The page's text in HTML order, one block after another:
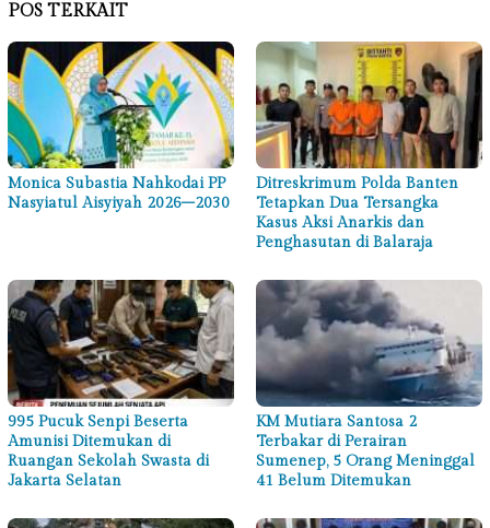
POS TERKAIT
Monica Subastia Nahkodai PP
Nasyiatul Aisyiyah 2026–2030
Ditreskrimum Polda Banten
Tetapkan Dua Tersangka
Kasus Aksi Anarkis dan
Penghasutan di Balaraja
995 Pucuk Senpi Beserta
Amunisi Ditemukan di
Ruangan Sekolah Swasta di
Jakarta Selatan
KM Mutiara Santosa 2
Terbakar di Perairan
Sumenep, 5 Orang Meninggal
41 Belum Ditemukan